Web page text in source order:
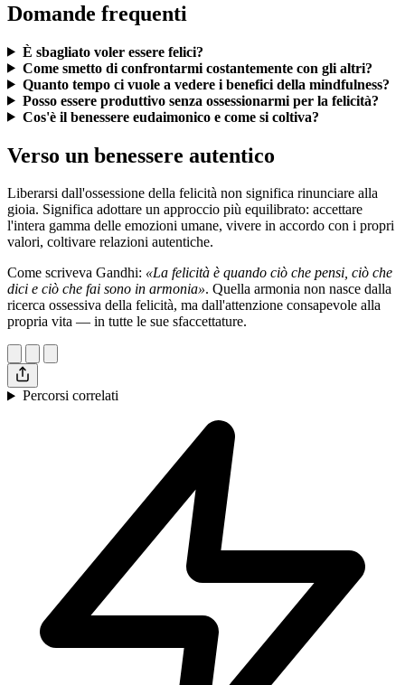
Domande frequenti
È sbagliato voler essere felici?
Come smetto di confrontarmi costantemente con gli altri?
Quanto tempo ci vuole a vedere i benefici della mindfulness?
Posso essere produttivo senza ossessionarmi per la felicità?
Cos'è il benessere eudaimonico e come si coltiva?
Verso un benessere autentico
Liberarsi dall'ossessione della felicità non significa rinunciare alla
gioia. Significa adottare un approccio più equilibrato: accettare
l'intera gamma delle emozioni umane, vivere in accordo con i propri
valori, coltivare relazioni autentiche.
Come scriveva Gandhi: «La felicità è quando ciò che pensi, ciò che
dici e ciò che fai sono in armonia». Quella armonia non nasce dalla
ricerca ossessiva della felicità, ma dall'attenzione consapevole alla
propria vita — in tutte le sue sfaccettature.
Percorsi correlati